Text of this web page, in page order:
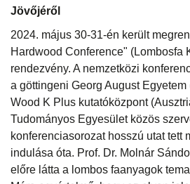
Jövőjéről
2024. május 30-31-én került
Hardwood Conference" (Lombosfa
rendezvény. A nemzetközi
a göttingeni Georg August
Wood K Plus kutatóközpont
Tudományos Egyesület közös
konferenciasorozat hosszú utat tett
indulása óta. Prof. Dr. Molnár
előre látta a lombos faanyagok